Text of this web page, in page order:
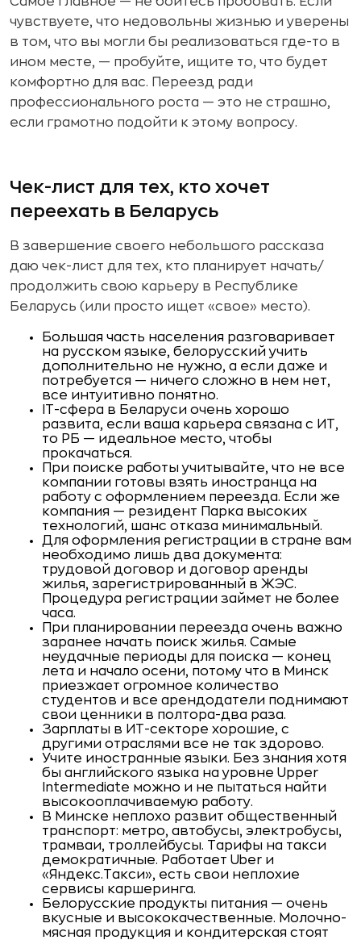
чувствуете, что недовольны жизнью и уверены
в том, что вы могли бы реализоваться где-то в
ином месте, — пробуйте, ищите то, что будет
комфортно для вас. Переезд ради
профессионального роста — это не страшно,
если грамотно подойти к этому вопросу.
Чек-лист для тех, кто хочет
переехать в Беларусь
В завершение своего небольшого рассказа
даю чек-лист для тех, кто планирует начать/
продолжить свою карьеру в Республике
Беларусь (или просто ищет «свое» место).
Большая часть населения разговаривает
на русском языке, белорусский учить
дополнительно не нужно, а если даже и
потребуется — ничего сложно в нем нет,
все интуитивно понятно.
IT-сфера в Беларуси очень хорошо
развита, если ваша карьера связана с ИТ,
то РБ — идеальное место, чтобы
прокачаться.
При поиске работы учитывайте, что не все
компании готовы взять иностранца на
работу с оформлением переезда. Если же
компания — резидент Парка высоких
технологий, шанс отказа минимальный.
Для оформления регистрации в стране вам
необходимо лишь два документа:
трудовой договор и договор аренды
жилья, зарегистрированный в ЖЭС.
Процедура регистрации займет не более
часа.
При планировании переезда очень важно
заранее начать поиск жилья. Самые
неудачные периоды для поиска — конец
лета и начало осени, потому что в Минск
приезжает огромное количество
студентов и все арендодатели поднимают
свои ценники в полтора-два раза.
Зарплаты в ИТ-секторе хорошие, с
другими отраслями все не так здорово.
Учите иностранные языки. Без знания хотя
бы английского языка на уровне Upper
Intermediate можно и не пытаться найти
высокооплачиваемую работу.
В Минске неплохо развит общественный
транспорт: метро, автобусы, электробусы,
трамваи, троллейбусы. Тарифы на такси
демократичные. Работает Uber и
«Яндекс.Такси», есть свои неплохие
сервисы каршеринга.
Белорусские продукты питания — очень
вкусные и высококачественные. Молочно-
мясная продукция и кондитерская стоят